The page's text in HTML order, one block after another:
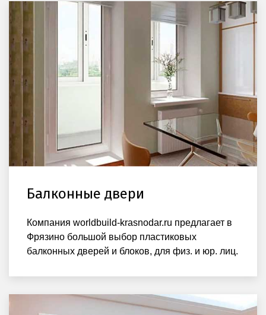
Балконные двери
Компания worldbuild-krasnodar.ru предлагает в
Фрязино большой выбор пластиковых
балконных дверей и блоков, для физ. и юр. лиц.